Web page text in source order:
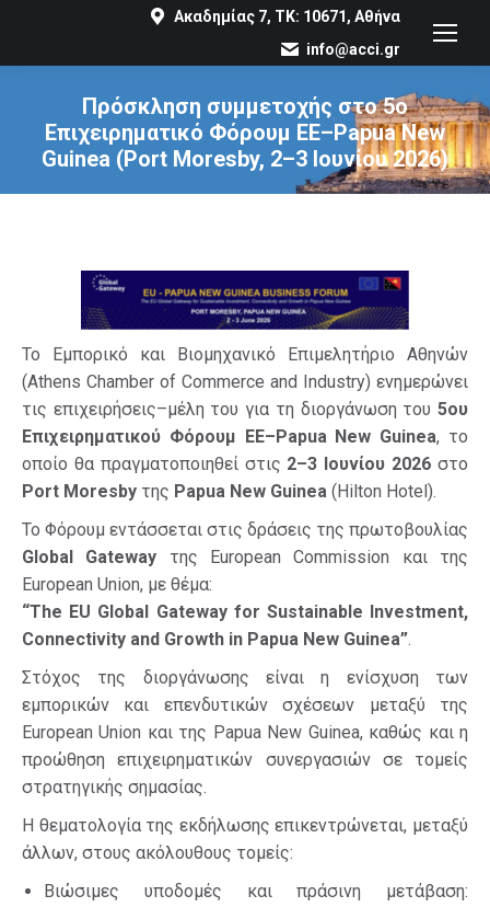
Ακαδημίας 7, ΤΚ: 10671, Αθήνα
info@acci.gr
Πρόσκληση συμμετοχής στο 5ο
Επιχειρηματικό Φόρουμ ΕΕ–Papua New
Guinea (Port Moresby, 2–3 Ιουνίου 2026)
You are here:
Το Εμπορικό και Βιομηχανικό Επιμελητήριο Αθηνών
(Athens Chamber of Commerce and Industry) ενημερώνει
τις επιχειρήσεις–μέλη του για τη διοργάνωση του 5ου
Επιχειρηματικού Φόρουμ ΕΕ–Papua New Guinea, το
οποίο θα πραγματοποιηθεί στις 2–3 Ιουνίου 2026 στο
Port Moresby της Papua New Guinea (Hilton Hotel).
Το Φόρουμ εντάσσεται στις δράσεις της πρωτοβουλίας
Global Gateway της European Commission και της
European Union, με θέμα:
“The EU Global Gateway for Sustainable Investment,
Connectivity and Growth in Papua New Guinea”.
Στόχος της διοργάνωσης είναι η ενίσχυση των
εμπορικών και επενδυτικών σχέσεων μεταξύ της
European Union και της Papua New Guinea, καθώς και η
προώθηση επιχειρηματικών συνεργασιών σε τομείς
στρατηγικής σημασίας.
Η θεματολογία της εκδήλωσης επικεντρώνεται, μεταξύ
άλλων, στους ακόλουθους τομείς:
Βιώσιμες υποδομές και πράσινη μετάβαση: